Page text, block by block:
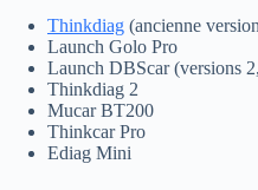
Thinkdiag (ancienne
Launch Golo Pro
Launch DBScar (versions
Thinkdiag 2
Mucar BT200
Thinkcar Pro
Ediag Mini